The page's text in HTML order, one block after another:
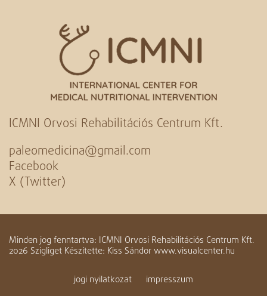
ICMNI Orvosi Rehabilitációs Centrum Kft.
paleomedicina@gmail.com
Facebook
X (Twitter)
Minden jog fenntartva: ICMNI Orvosi Rehabilitációs Centrum Kft.
2026 Szigliget Készítette: Kiss Sándor www.visualcenter.hu
jogi nyilatkozat impresszum